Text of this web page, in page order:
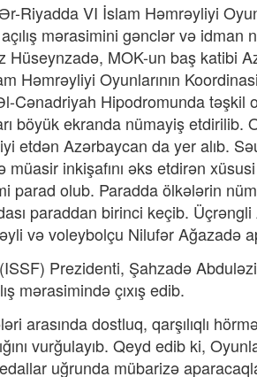
Riyadda VI İslam Həmrəyliyi
mərasimini gənclər və idman
MOK-un baş katibi
Oyunlarının
Cənadriyah Hipodromunda təşkil
böyük ekranda nümayiş etdirilib.
etdən Azərbaycan da yer alıb.
inkişafını əks etdirən
parad olub. Paradda ölkələrin
paraddan birinci keçib. Üçrəngli
və voleybolçu Nilufər Ağazadə
Prezidenti, Şahzadə
mərasimində çıxış edib.
arasında dostluq, qarşılıqlı
vurğulayıb. Qeyd edib ki,
uğrunda mübarizə